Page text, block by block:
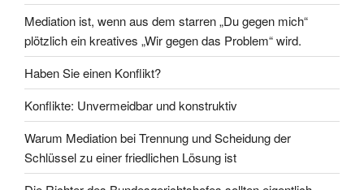
Mediation ist, wenn aus dem starren „Du gegen mich“
plötzlich ein kreatives „Wir gegen das Problem“ wird.
Haben Sie einen Konflikt?
Konflikte: Unvermeidbar und konstruktiv
Warum Mediation bei Trennung und Scheidung der
Schlüssel zu einer friedlichen Lösung ist